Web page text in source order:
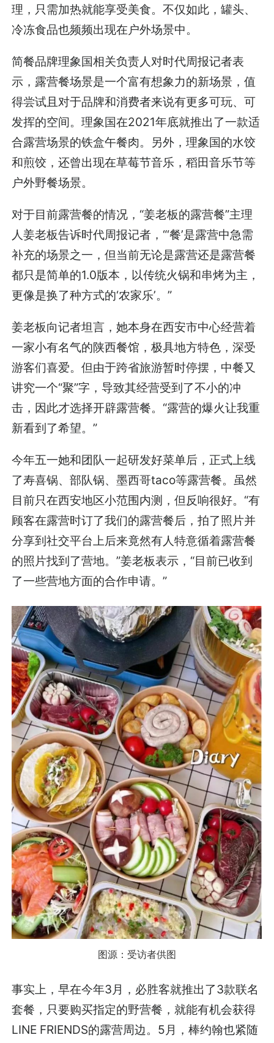
理，只需加热就能享受美食。不仅如此，罐头、
冷冻食品也频频出现在户外场景中。
简餐品牌理象国相关负责人对时代周报记者表
示，露营餐场景是一个富有想象力的新场景，值
得尝试且对于品牌和消费者来说有更多可玩、可
发挥的空间。理象国在2021年底就推出了一款适
合露营场景的铁盒午餐肉。另外，理象国的水饺
和煎饺，还曾出现在草莓节音乐，稻田音乐节等
户外野餐场景。
对于目前露营餐的情况，“姜老板的露营餐”主理
人姜老板告诉时代周报记者，“‘餐’是露营中急需
补充的场景之一，但当前无论是露营还是露营餐
都只是简单的1.0版本，以传统火锅和串烤为主，
更像是换了种方式的‘农家乐’。”
姜老板向记者坦言，她本身在西安市中心经营着
一家小有名气的陕西餐馆，极具地方特色，深受
游客们喜爱。但由于跨省旅游暂时停摆，中餐又
讲究一个“聚”字，导致其经营受到了不小的冲
击，因此才选择开辟露营餐。“露营的爆火让我重
新看到了希望。”
今年五一她和团队一起研发好菜单后，正式上线
了寿喜锅、部队锅、墨西哥taco等露营餐。虽然
目前只在西安地区小范围内测，但反响很好。“有
顾客在露营时订了我们的露营餐后，拍了照片并
分享到社交平台上后来竟然有人特意循着露营餐
的照片找到了营地。”姜老板表示，“目前已收到
了一些营地方面的合作申请。”
图源：受访者供图
事实上，早在今年3月，必胜客就推出了3款联名
套餐，只要购买指定的野营餐，就能有机会获得
LINE FRIENDS的露营周边。5月，棒约翰也紧随